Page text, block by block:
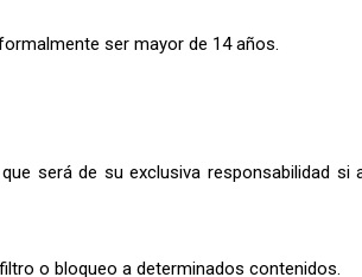
ser mayor de 14 años.
será de su exclusiva responsabilidad si
o bloqueo a determinados contenidos.